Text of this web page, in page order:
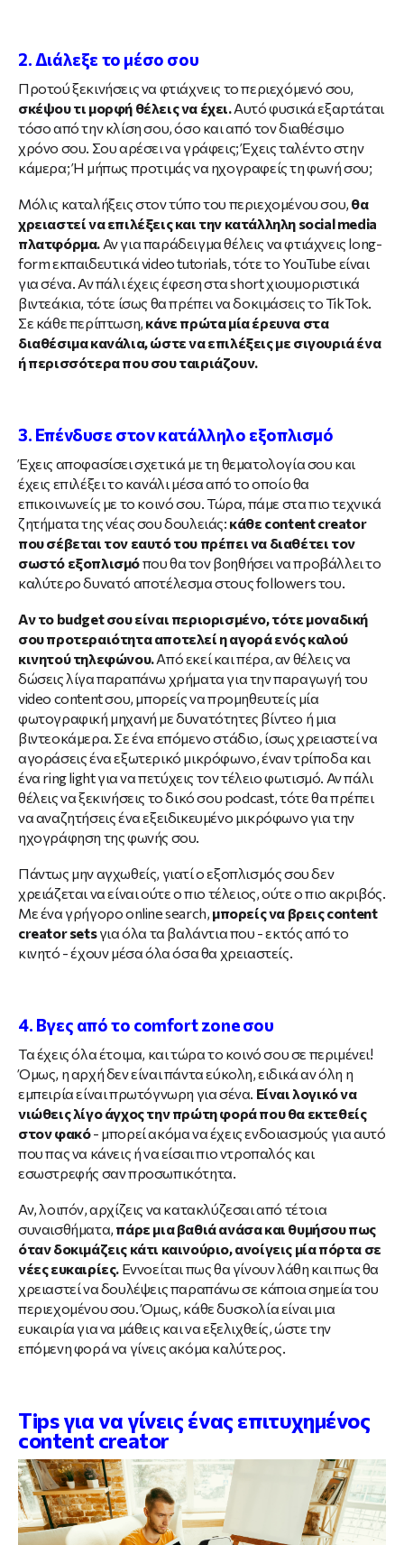
2. Διάλεξε το μέσο σου
Προτού ξεκινήσεις να φτιάχνεις το περιεχόμενό σου,
σκέψου τι μορφή θέλεις να έχει.Αυτό φυσικά εξαρτάται
τόσο από την κλίση σου, όσο και από τον διαθέσιμο
χρόνο σου. Σου αρέσει να γράφεις; Έχεις ταλέντο στην
κάμερα; Ή μήπως προτιμάς να ηχογραφείς τη φωνή σου;
Μόλις καταλήξεις στον τύπο του περιεχομένου σου, θα
χρειαστεί να επιλέξεις και την κατάλληλη social media
πλατφόρμα. Αν για παράδειγμα θέλεις να φτιάχνεις long-
form εκπαιδευτικά video tutorials, τότε το YouTube είναι
για σένα. Αν πάλι έχεις έφεση στα short χιουμοριστικά
βιντεάκια, τότε ίσως θα πρέπει να δοκιμάσεις το TikTok.
Σε κάθε περίπτωση, κάνε πρώτα μία έρευνα στα
διαθέσιμα κανάλια, ώστε να επιλέξεις με σιγουριά ένα
ή περισσότερα που σου ταιριάζουν.
3. Επένδυσε στον κατάλληλο εξοπλισμό
Έχεις αποφασίσει σχετικά με τη θεματολογία σου και
έχεις επιλέξει το κανάλι μέσα από το οποίο θα
επικοινωνείς με το κοινό σου. Τώρα, πάμε στα πιο τεχνικά
ζητήματα της νέας σου δουλειάς: κάθε content creator
που σέβεται τον εαυτό του πρέπει να διαθέτει τον
σωστό εξοπλισμόπου θα τον βοηθήσει να προβάλλει το
καλύτερο δυνατό αποτέλεσμα στους followers του.
Αν το budget σου είναι περιορισμένο, τότε μοναδική
σου προτεραιότητα αποτελεί η αγορά ενός καλού
κινητού τηλεφώνου.Από εκεί και πέρα, αν θέλεις να
δώσεις λίγα παραπάνω χρήματα για την παραγωγή του
video content σου, μπορείς να προμηθευτείς μία
φωτογραφική μηχανή με δυνατότητες βίντεο ή μια
βιντεοκάμερα. Σε ένα επόμενο στάδιο, ίσως χρειαστεί να
αγοράσεις ένα εξωτερικό μικρόφωνο, έναν τρίποδα και
ένα ring light για να πετύχεις τον τέλειο φωτισμό. Αν πάλι
θέλεις να ξεκινήσεις το δικό σου podcast, τότε θα πρέπει
να αναζητήσεις ένα εξειδικευμένο μικρόφωνο για την
ηχογράφηση της φωνής σου.
Πάντως μην αγχωθείς, γιατί ο εξοπλισμός σου δεν
χρειάζεται να είναι ούτε ο πιο τέλειος, ούτε ο πιο ακριβός.
Με ένα γρήγορο online search, μπορείς να βρεις content
creator setsγια όλα τα βαλάντια που - εκτός από το
κινητό - έχουν μέσα όλα όσα θα χρειαστείς.
4. Βγες από το comfort zone σου
Τα έχεις όλα έτοιμα, και τώρα το κοινό σου σε περιμένει!
Όμως, η αρχή δεν είναι πάντα εύκολη, ειδικά αν όλη η
εμπειρία είναι πρωτόγνωρη για σένα. Είναι λογικό να
νιώθεις λίγο άγχος την πρώτη φορά που θα εκτεθείς
στον φακό- μπορεί ακόμα να έχεις ενδοιασμούς για αυτό
που πας να κάνεις ή να είσαι πιο ντροπαλός και
εσωστρεφής σαν προσωπικότητα.
Αν, λοιπόν, αρχίζεις να κατακλύζεσαι από τέτοια
συναισθήματα, πάρε μια βαθιά ανάσα και θυμήσου πως
όταν δοκιμάζεις κάτι καινούριο, ανοίγεις μία πόρτα σε
νέες ευκαιρίες. Εννοείται πως θα γίνουν λάθη και πως θα
χρειαστεί να δουλέψεις παραπάνω σε κάποια σημεία του
περιεχομένου σου. Όμως, κάθε δυσκολία είναι μια
ευκαιρία για να μάθεις και να εξελιχθείς, ώστε την
επόμενη φορά να γίνεις ακόμα καλύτερος.
Tips για να γίνεις ένας επιτυχημένος
content creator